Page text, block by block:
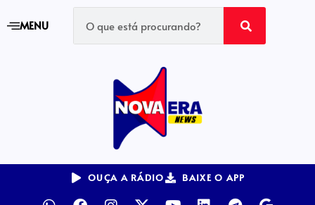
MENU
OUÇA A RÁDIO BAIXE O APP